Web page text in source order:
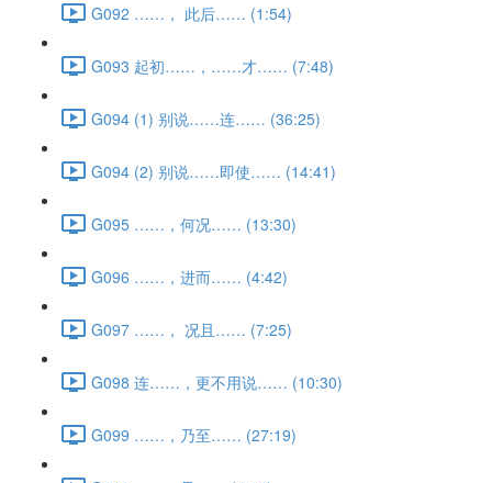
G092 ……， 此后…… (1:54)
G093 起初……，……才…… (7:48)
G094 (1) 别说……连…… (36:25)
G094 (2) 别说……即使…… (14:41)
G095 ……，何况…… (13:30)
G096 ……，进而…… (4:42)
G097 ……， 况且…… (7:25)
G098 连……，更不用说…… (10:30)
G099 ……，乃至…… (27:19)